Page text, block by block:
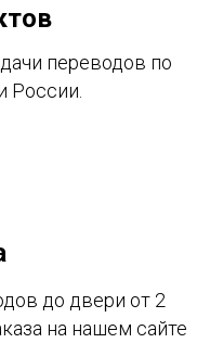
переводов по
России.
до двери от 2
на нашем сайте